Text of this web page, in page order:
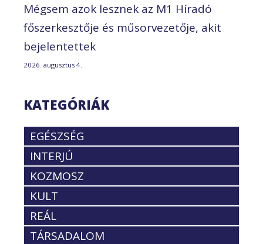
Mégsem azok lesznek az M1 Híradó
főszerkesztője és műsorvezetője, akit
bejelentettek
2026. augusztus 4.
KATEGÓRIÁK
EGÉSZSÉG
INTERJÚ
KOZMOSZ
KULT
REÁL
TÁRSADALOM